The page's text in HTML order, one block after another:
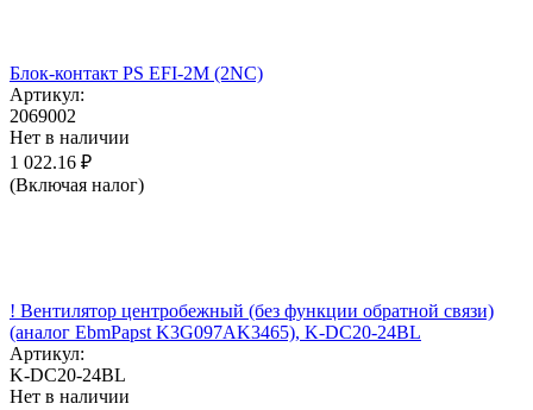
Блок-контакт PS EFI-2M (2NC)
Артикул:
2069002
Нет в наличии
1 022.16 ₽
(Включая налог)
! Вентилятор центробежный (без функции обратной связи)
(аналог EbmPapst K3G097AK3465), K-DC20-24BL
Артикул:
K-DC20-24BL
Нет в наличии